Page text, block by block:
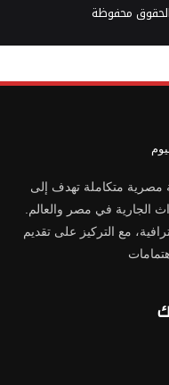
مصرية متكاملة تهدف إلى
الجارية في مصر والعالم.
مع التركيز على تقديم